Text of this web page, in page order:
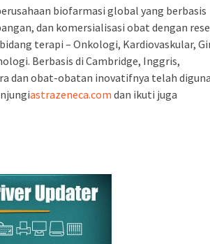
biofarmasi global yang berbasis
dan komersialisasi obat dengan
terapi – Onkologi, Kardiovaskular,
Berbasis di Cambridge, Inggris,
dan obat-obatan inovatifnya telah
astrazeneca.com dan ikuti juga